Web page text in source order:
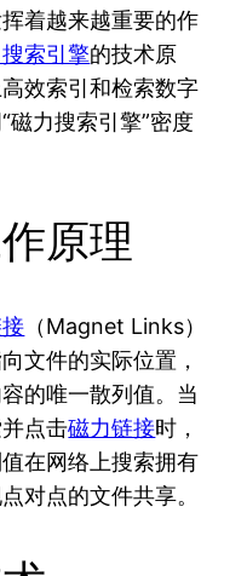
着越来越重要的作
索引擎的技术原
效索引和检索数字
磁力搜索引擎”密度
原理
（Magnet Links）
文件的实际位置，
的唯一散列值。当
点击磁力链接时，
在网络上搜索拥有
对点的文件共享。